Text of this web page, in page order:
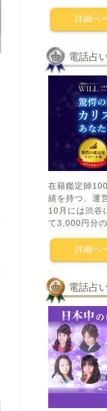
詳細ペ
電話占
在籍鑑定師
績を持つ、運
10月には渋谷
て3,000円分
詳細ペ
電話占